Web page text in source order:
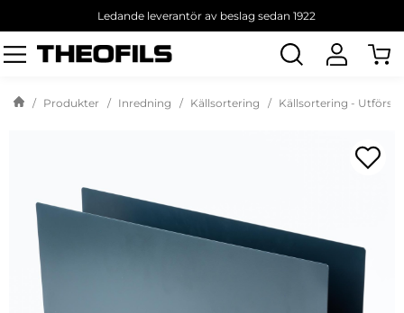
Ledande leverantör av beslag sedan 1922
Sök
produkt
Produkter Inredning Källsortering Källsortering -